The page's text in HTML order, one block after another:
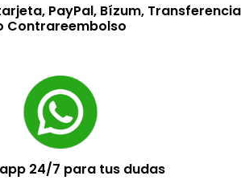
PayPal, Bízum, Transferencia
Contrareembolso
24/7 para tus dudas